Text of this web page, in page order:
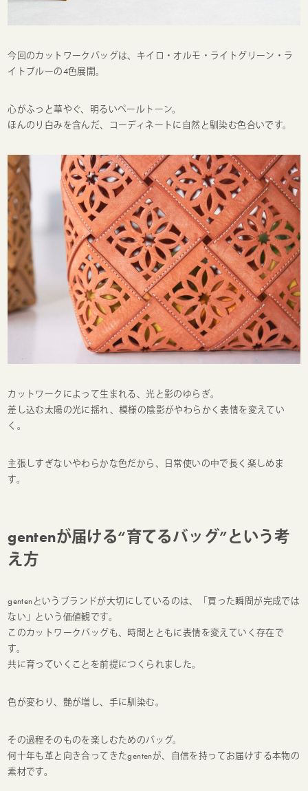
今回のカットワークバッグは、キイロ・オルモ・ライトグリーン・ラ
イトブルーの4色展開。
心がふっと華やぐ、明るいペールトーン。
ほんのり白みを含んだ、コーディネートに自然と馴染む色合いです。
カットワークによって生まれる、光と影のゆらぎ。
差し込む太陽の光に揺れ、模様の陰影がやわらかく表情を変えてい
く。
主張しすぎないやわらかな色だから、日常使いの中で長く楽しめま
す。
gentenが届ける“育てるバッグ”という考
え方
gentenというブランドが大切にしているのは、「買った瞬間が完成では
ない」という価値観です。
このカットワークバッグも、時間とともに表情を変えていく存在で
す。
共に育っていくことを前提につくられました。
色が変わり、艶が増し、手に馴染む。
その過程そのものを楽しむためのバッグ。
何十年も革と向き合ってきたgentenが、自信を持ってお届けする本物の
素材です。